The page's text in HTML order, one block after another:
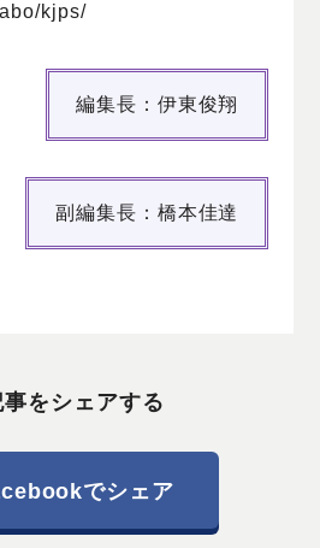
kjps/
編集長：伊東俊翔
副編集長：橋本佳達
事をシェアする
でシェア